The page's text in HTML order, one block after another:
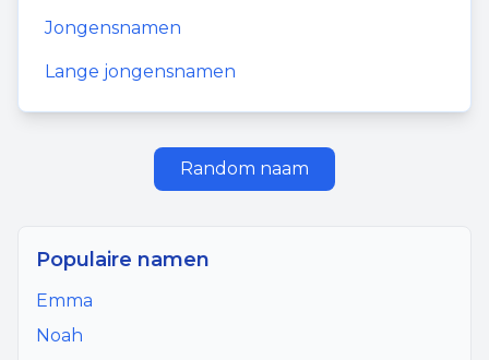
Jongensnamen
Lange jongensnamen
Random naam
Populaire namen
Emma
Noah